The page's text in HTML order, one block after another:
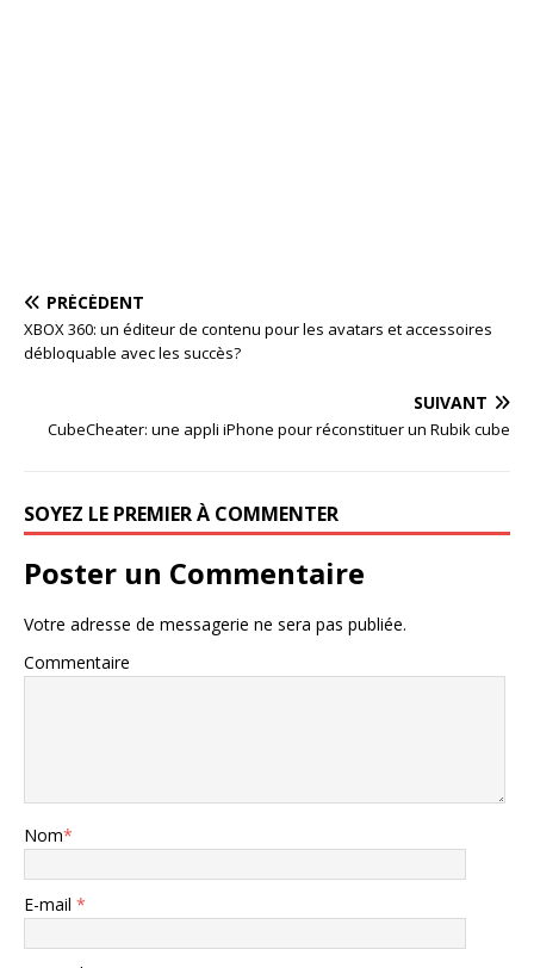
PRÉCÉDENT
XBOX 360: un éditeur de contenu pour les avatars et accessoires
débloquable avec les succès?
SUIVANT
CubeCheater: une appli iPhone pour réconstituer un Rubik cube
SOYEZ LE PREMIER À COMMENTER
Poster un Commentaire
Votre adresse de messagerie ne sera pas publiée.
Commentaire
Nom*
E-mail *